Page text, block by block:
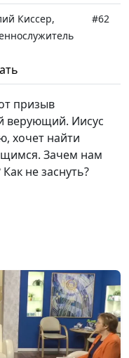
Киссер,
#62
Киссер,
Киссер,
Киссер,
#59
Киссер,
Киссер,
#56
Киссер,
#55
призыв
верующий. Иисус
хочет найти
Зачем нам
не заснуть?